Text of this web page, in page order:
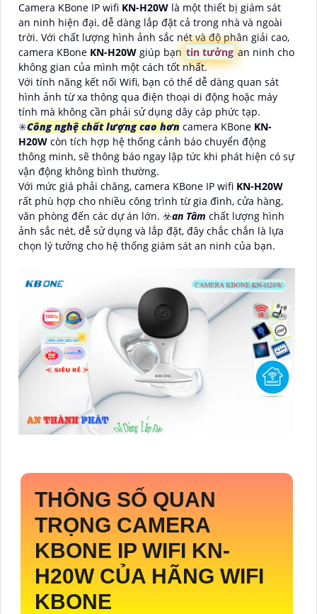
Camera KBone IP wifi KN-H20W là một thiết bị giám sát
an ninh hiện đại, dễ dàng lắp đặt cả trong nhà và ngoài
trời. Với chất lượng hình ảnh sắc nét và độ phân giải cao,
camera KBone KN-H20W giúp bạn tin tưởng an ninh cho
không gian của mình một cách tốt nhất.
Với tính năng kết nối Wifi, bạn có thể dễ dàng quan sát
hình ảnh từ xa thông qua điện thoại di động hoặc máy
tính mà không cần phải sử dụng dây cáp phức tạp.
✳️Công nghệ chất lượng cao hơn camera KBone KN-
H20W còn tích hợp hệ thống cảnh báo chuyển động
thông minh, sẽ thông báo ngay lập tức khi phát hiện có sự
vận động không bình thường.
Với mức giá phải chăng, camera KBone IP wifi KN-H20W
rất phù hợp cho nhiều công trình từ gia đình, cửa hàng,
văn phòng đến các dự án lớn. ☣️an Tâm chất lượng hình
ảnh sắc nét, dễ sử dụng và lắp đặt, đây chắc chắn là lựa
chọn lý tưởng cho hệ thống giám sát an ninh của bạn.
THÔNG SỐ QUAN
TRỌNG CAMERA
KBONE IP WIFI KN-
H20W CỦA HÃNG WIFI
KBONE